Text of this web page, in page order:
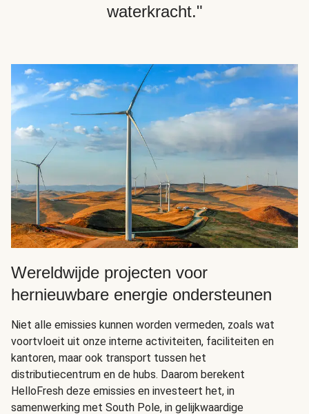
waterkracht."
Wereldwijde projecten voor
hernieuwbare energie ondersteunen
Niet alle emissies kunnen worden vermeden, zoals wat
voortvloeit uit onze interne activiteiten, faciliteiten en
kantoren, maar ook transport tussen het
distributiecentrum en de hubs. Daarom berekent
HelloFresh deze emissies en investeert het, in
samenwerking met South Pole, in gelijkwaardige